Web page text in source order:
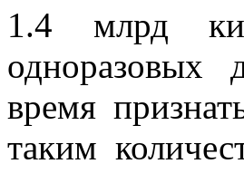
1.4 млрд
одноразовых
время
таким